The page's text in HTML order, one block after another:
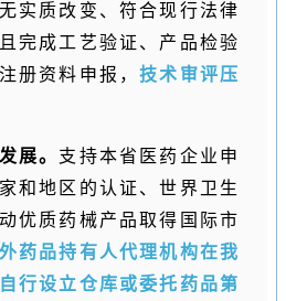
实质改变、符合现行法律
完成工艺验证、产品检验
册资料申报，技术审评压
展。 支持本省医药企业申
和地区的认证、世界卫生
优质药械产品取得国际市
药品持有人代理机构在我
行设立仓库或委托药品第